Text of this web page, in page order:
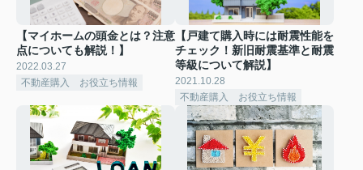
【マイホームの頭金とは？注意
点についても解説！】
2022.03.27
不動産購入 お役立ち情報
【戸建て購入時には耐震性能を
チェック！新旧耐震基準と耐震
等級について解説】
2021.10.28
不動産購入 お役立ち情報